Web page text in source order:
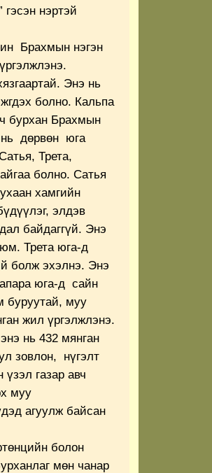
нэртэй
Брахмын нэгэн
Энэ нь
болно. Кальпа
бурхан Брахмын
нь дөрвөн юга
Трета,
болно. Сатья
хамгийн
элдэв
байдаггүй. Энэ
Трета юга-д
болж эхэлнэ. Энэ
юга-д сайн
буруутай, муу
жил үргэлжлэнэ.
нь 432 мянган
зовлон, нүгэлт
газар авч
муу
агуулж байсан
болон
мөн чанар